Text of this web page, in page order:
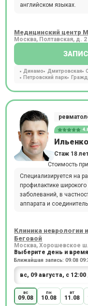
английском языках.
Медицинский центр
Москва, Полтавская, д. 2
Динамо Дмитровская
Петровский парк
Стаж 18
Стоимость
Специализируется на
профилактике широкого
заболеваний, в
аппарата и
Клиника неврологии
Беговой
Москва, Хорошевское
Выберите день и
Ближайшая запись: 09.08
вс
09.08
пн
10.08
вт
11.08